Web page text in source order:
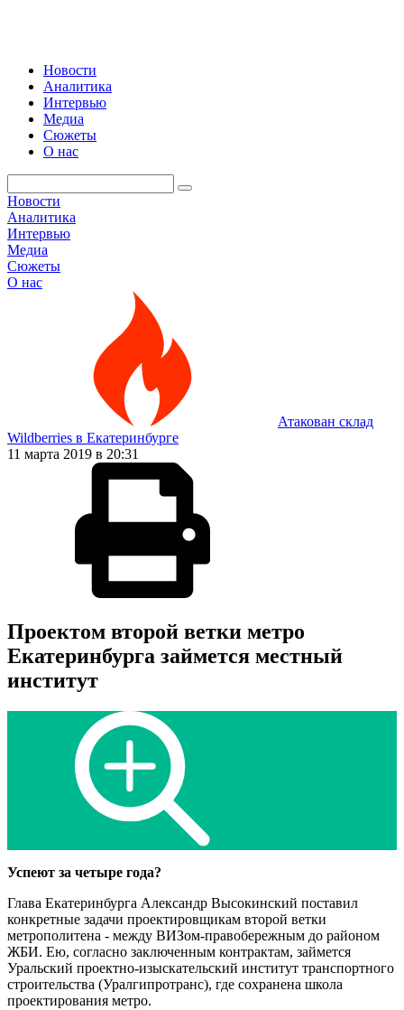
Новости
Аналитика
Интервью
Медиа
Сюжеты
О нас
Новости
Аналитика
Интервью
Медиа
Сюжеты
О нас
Атакован склад
Wildberries в Екатеринбурге
11 марта 2019 в 20:31
Проектом второй ветки метро
Екатеринбурга займется местный
институт
Успеют за четыре года?
Глава Екатеринбурга Александр Высокинский поставил
конкретные задачи проектировщикам второй ветки
метрополитена - между ВИЗом-правобережным до районом
ЖБИ. Ею, согласно заключенным контрактам, займется
Уральский проектно-изыскательский институт транспортного
строительства (Уралгипротранс), где сохранена школа
проектирования метро.